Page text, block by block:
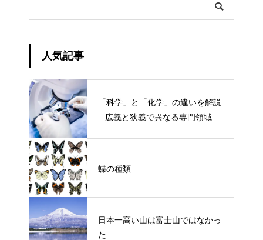
人気記事
「科学」と「化学」の違いを解説
– 広義と狭義で異なる専門領域
蝶の種類
日本一高い山は富士山ではなかっ
た